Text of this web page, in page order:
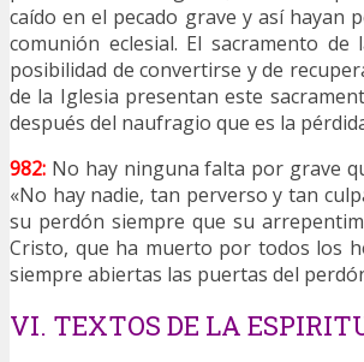
caído en el pecado grave y así hayan
comunión eclesial. El sacramento
posibilidad de convertirse y de
de la Iglesia presentan este
después del naufragio que es la
982: No hay ninguna falta por grave
«No hay nadie, tan perverso y tan
su perdón siempre que su
Cristo, que ha muerto por todos los
siempre abiertas las puertas del
VI. TEXTOS DE LA